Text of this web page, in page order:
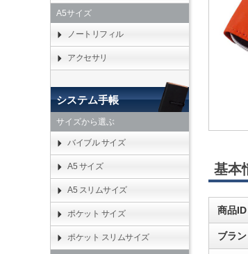
基本
商品ID
ブラ
A5サイズ
ノートリフィル
アクセサリ
システム手帳
サイズから選ぶ
バイブル サイズ
A5 サイズ
A5 スリムサイズ
ポケット サイズ
ポケット スリムサイズ